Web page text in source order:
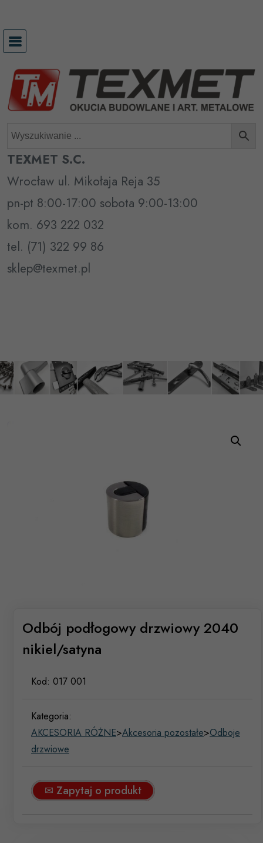
treści
TEXMET S.C.
Wrocław ul. Mikołaja Reja 35
pn-pt 8:00-17:00 sobota 9:00-13:00
kom. 693 222 032
tel. (71) 322 99 86
sklep@texmet.pl
Odbój podłogowy drzwiowy 2040
nikiel/satyna
Kod: 017 001
Kategoria:
AKCESORIA RÓŻNE>Akcesoria pozostałe>Odboje
drzwiowe
✉ Zapytaj o produkt